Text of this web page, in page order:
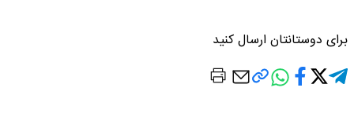
برای دوستانتان ارسال کنید